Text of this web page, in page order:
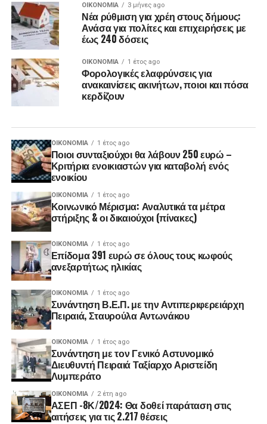
ΟΙΚΟΝΟΜΊΑ 3 μήνες ago
Νέα ρύθμιση για χρέη στους δήμους:
Ανάσα για πολίτες και επιχειρήσεις με
έως 240 δόσεις
ΟΙΚΟΝΟΜΊΑ 1 έτος ago
Φορολογικές ελαφρύνσεις για
ανακαινίσεις ακινήτων, ποιοι και πόσα
κερδίζουν
ΟΙΚΟΝΟΜΊΑ 1 έτος ago
Ποιοι συνταξιούχοι θα λάβουν 250 ευρώ –
Κριτήρια ενοικιαστών για καταβολή ενός
ενοικίου
ΟΙΚΟΝΟΜΊΑ 1 έτος ago
Κοινωνικό Μέρισμα: Αναλυτικά τα μέτρα
στήριξης & οι δικαιούχοι (πίνακες)
ΟΙΚΟΝΟΜΊΑ 1 έτος ago
Επίδομα 391 ευρώ σε όλους τους κωφούς
ανεξαρτήτως ηλικίας
ΟΙΚΟΝΟΜΊΑ 1 έτος ago
Συνάντηση Β.Ε.Π. με την Αντιπεριφερειάρχη
Πειραιά, Σταυρούλα Αντωνάκου
ΟΙΚΟΝΟΜΊΑ 1 έτος ago
Συνάντηση με τον Γενικό Αστυνομικό
Διευθυντή Πειραιά Ταξίαρχο Αριστείδη
Λυμπεράτο
ΟΙΚΟΝΟΜΊΑ 2 έτη ago
ΑΣΕΠ -8Κ/2024: Θα δοθεί παράταση στις
αιτήσεις για τις 2.217 θέσεις